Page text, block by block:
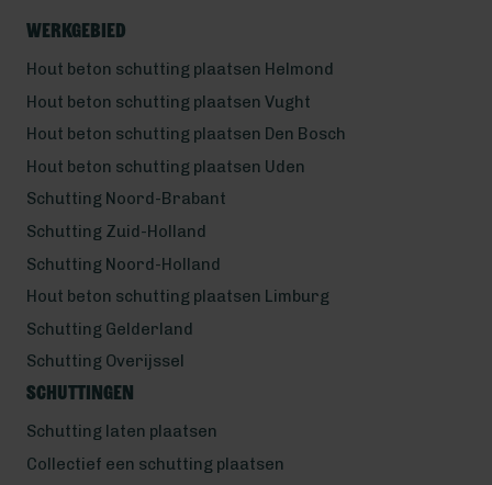
Werkgebied
Hout beton schutting plaatsen Helmond
Hout beton schutting plaatsen Vught
Hout beton schutting plaatsen Den Bosch
Hout beton schutting plaatsen Uden
Schutting Noord-Brabant
Schutting Zuid-Holland
Schutting Noord-Holland
Hout beton schutting plaatsen Limburg
Schutting Gelderland
Schutting Overijssel
Schuttingen
Schutting laten plaatsen
Collectief een schutting plaatsen